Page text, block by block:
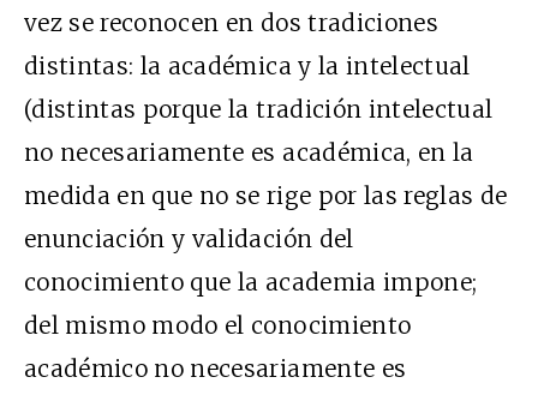
vez se reconocen en dos tradiciones
distintas: la académica y la intelectual
(distintas porque la tradición intelectual
no necesariamente es académica, en la
medida en que no se rige por las reglas de
enunciación y validación del
conocimiento que la academia impone;
del mismo modo el conocimiento
académico no necesariamente es